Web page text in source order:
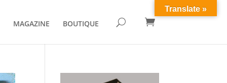
MAGAZINE BOUTIQUE U 
Translate »